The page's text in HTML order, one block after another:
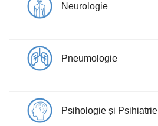
Neurologie
Pneumologie
Psihologie și Psihiatrie